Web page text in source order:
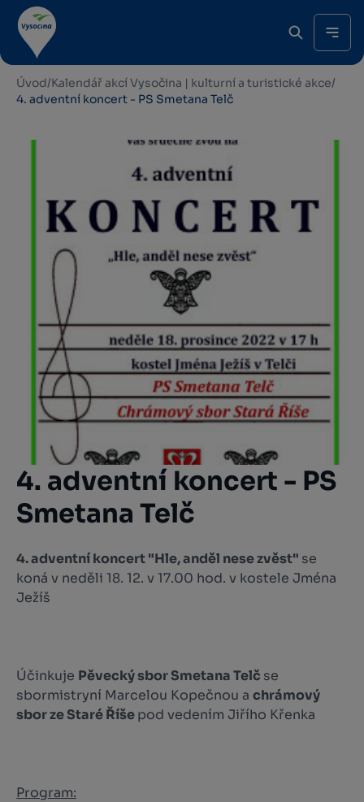
Úvod/Kalendář akcí Vysočina | kulturní a turistické akce/
4. adventní koncert - PS Smetana Telč
4. adventní koncert - PS
Smetana Telč
4. adventní koncert "Hle, anděl nese zvěst" se
koná v neděli 18. 12. v 17.00 hod. v kostele Jména
Ježíš
Účinkuje Pěvecký sbor Smetana Telč se
sbormistryní Marcelou Kopečnou a chrámový
sbor ze Staré Říšepod vedením Jiřího Křenka
Program: